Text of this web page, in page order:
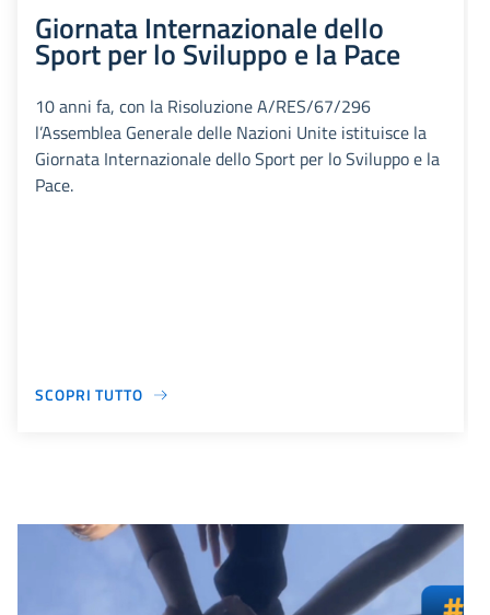
Giornata Internazionale dello
Sport per lo Sviluppo e la Pace
10 anni fa, con la Risoluzione A/RES/67/296
l’Assemblea Generale delle Nazioni Unite istituisce la
Giornata Internazionale dello Sport per lo Sviluppo e la
Pace.
SCOPRI TUTTO